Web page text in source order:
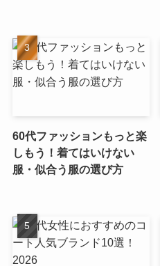
60代ファッションもっと楽
しもう！着てはいけない
服・似合う服の選び方